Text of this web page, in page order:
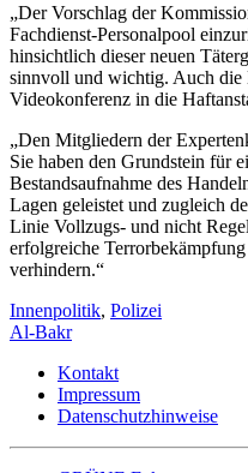
„Der Vorschlag der
Fachdienst-Personalpool
hinsichtlich dieser neuen
sinnvoll und wichtig. Auch die
Videokonferenz in die
„Den Mitgliedern der
Sie haben den Grundstein für
Bestandsaufnahme des
Lagen geleistet und zugleich
Linie Vollzugs- und nicht
erfolgreiche
verhindern.“
Innenpolitik, Polizei
Al-Bakr
Kontakt
Impressum
Datenschutzhinweise